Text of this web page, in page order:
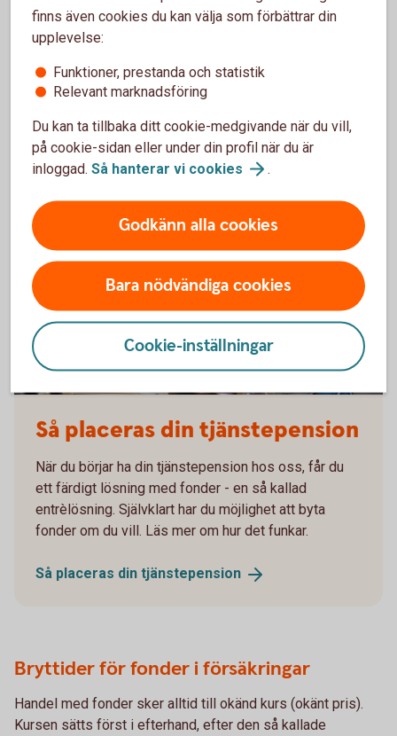
Vill du få en bättre koll på hela din pension? Då kan
det vara en idé att flytta din kollektivavtalade
tjänstepension - avtalspensionen - till oss.
Flytta kollektivavtaltjänstepension
Så placeras din tjänstepension
När du börjar ha din tjänstepension hos oss, får du
ett färdigt lösning med fonder - en så kallad
entrèlösning. Självklart har du möjlighet att byta
fonder om du vill. Läs mer om hur det funkar.
Så placeras din tjänstepension
Bryttider för fonder i försäkringar
Handel med fonder sker alltid till okänd kurs (okänt pris).
Kursen sätts först i efterhand, efter den så kallade
finns även cookies du kan välja som förbättrar din
upplevelse:
Funktioner, prestanda och statistik
Relevant marknadsföring
Du kan ta tillbaka ditt cookie-medgivande när du vill,
på cookie-sidan eller under din profil när du är
inloggad. Så hanterar vi cookies .
Godkänn alla cookies
Bara nödvändiga cookies
Cookie-inställningar